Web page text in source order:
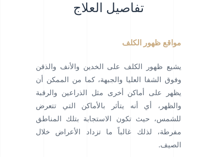
تفاصيل العلاج
مواقع ظهور الكلف
يشيع ظهور الكلف على الخدين والأنف والذقن
وفوق الشفا العليا والجبهة، كما من الممكن أن
يظهر على أماكن أخرى مثل الذراعين والرقبة
والظهر، أي أنه يتأثر بالأماكن التي تتعرض
للشمس، حيث تكون الاستجابة بتلك المناطق
مفرطة، لذلك غالباً ما تزداد الأعراض خلال
الصيف.